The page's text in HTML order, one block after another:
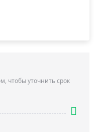
чтобы уточнить срок